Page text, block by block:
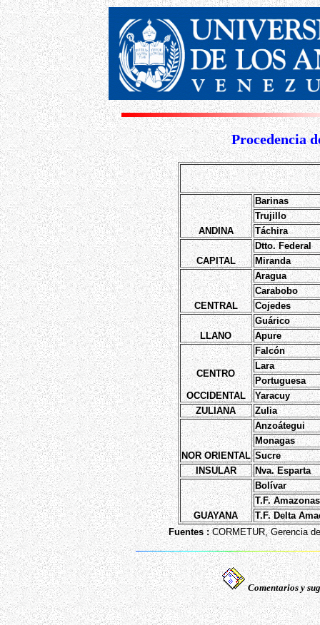
Procedencia
ANDINA
Barinas
Trujillo
Táchira
CAPITAL
Dtto. Federal
Miranda
CENTRAL
Aragua
Carabobo
Cojedes
LLANO
Guárico
Apure
CENTRO
OCCIDENTAL
Falcón
Lara
Portuguesa
Yaracuy
ZULIANA
Zulia
NOR ORIENTAL
Anzoátegui
Monagas
Sucre
INSULAR
Nva. Esparta
GUAYANA
Bolívar
T.F. Amazonas
T.F. Delta
Fuentes : CORMETUR, Gerencia
Comentarios y